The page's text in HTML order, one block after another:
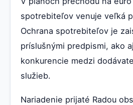
spotrebiteľov venuje veľká
Ochrana spotrebiteľov je
príslušnými predpismi, ako
konkurencie medzi
služieb.
Nariadenie prijaté Radou